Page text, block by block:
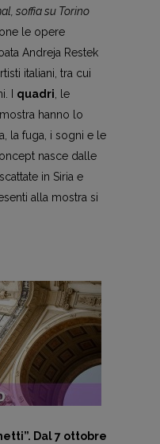
soffia su Torino
le opere
Andreja Restek
italiani, tra cui
I quadri, le
hanno lo
la fuga, i sogni e le
nasce dalle
in Siria e
alla mostra si
Dal 7 ottobre